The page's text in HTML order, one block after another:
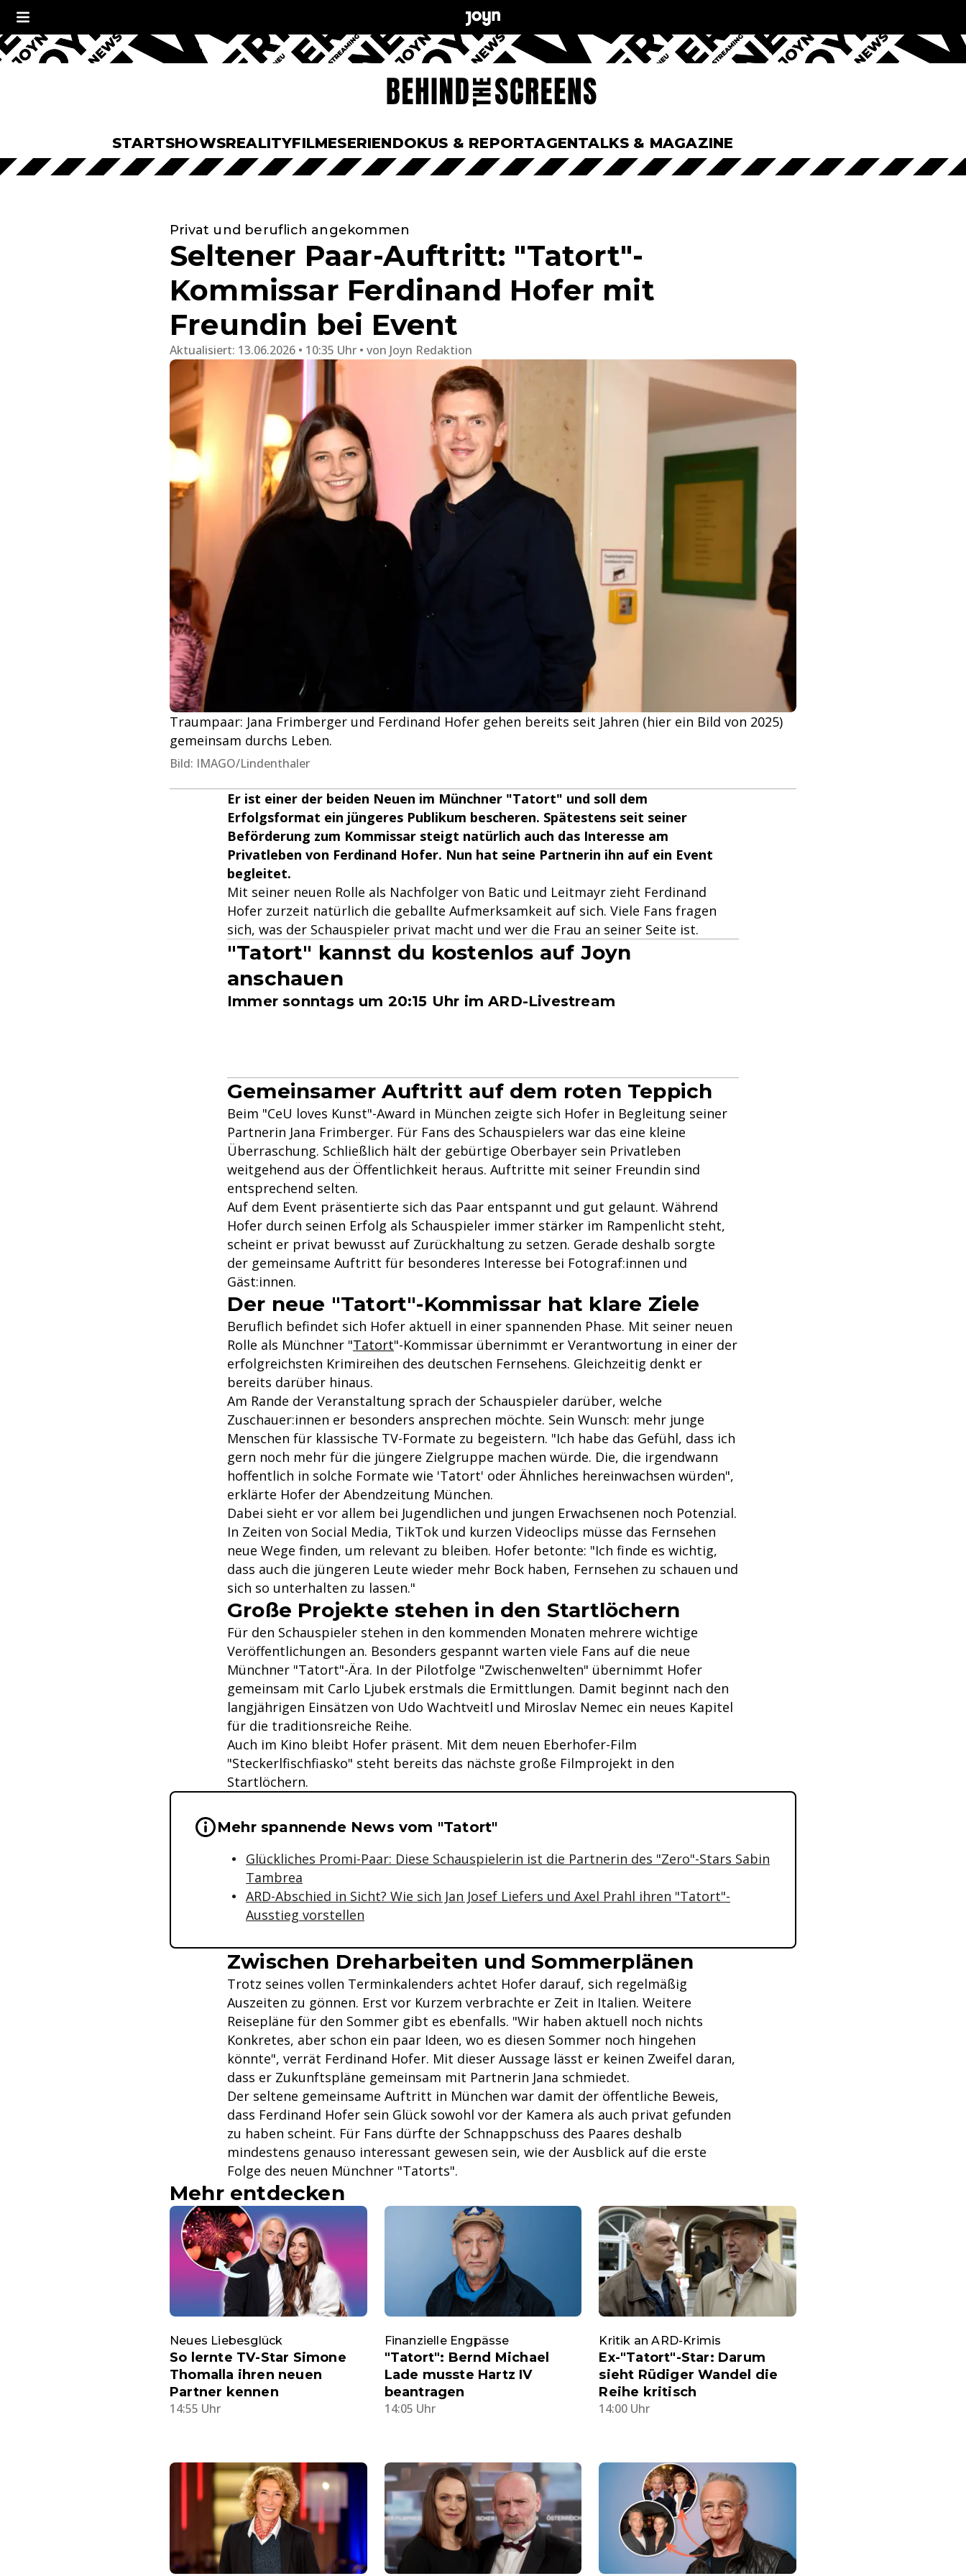
STARTSHOWSREALITYFILMESERIENDOKUS & REPORTAGENTALKS & MAGAZINE
Privat und beruflich angekommen
Seltener Paar-Auftritt: "Tatort"-
Kommissar Ferdinand Hofer mit
Freundin bei Event
Aktualisiert: 13.06.2026 • 10:35 Uhr von Joyn Redaktion
Traumpaar: Jana Frimberger und Ferdinand Hofer gehen bereits seit Jahren (hier ein Bild von 2025)
gemeinsam durchs Leben.
Bild: IMAGO/Lindenthaler
Er ist einer der beiden Neuen im Münchner "Tatort" und soll dem
Erfolgsformat ein jüngeres Publikum bescheren. Spätestens seit seiner
Beförderung zum Kommissar steigt natürlich auch das Interesse am
Privatleben von Ferdinand Hofer. Nun hat seine Partnerin ihn auf ein Event
begleitet.
Mit seiner neuen Rolle als Nachfolger von Batic und Leitmayr zieht Ferdinand
Hofer zurzeit natürlich die geballte Aufmerksamkeit auf sich. Viele Fans fragen
sich, was der Schauspieler privat macht und wer die Frau an seiner Seite ist.
"Tatort" kannst du kostenlos auf Joyn
anschauen
Immer sonntags um 20:15 Uhr im ARD-Livestream
Gemeinsamer Auftritt auf dem roten Teppich
Beim "CeU loves Kunst"-Award in München zeigte sich Hofer in Begleitung seiner
Partnerin Jana Frimberger. Für Fans des Schauspielers war das eine kleine
Überraschung. Schließlich hält der gebürtige Oberbayer sein Privatleben
weitgehend aus der Öffentlichkeit heraus. Auftritte mit seiner Freundin sind
entsprechend selten.
Auf dem Event präsentierte sich das Paar entspannt und gut gelaunt. Während
Hofer durch seinen Erfolg als Schauspieler immer stärker im Rampenlicht steht,
scheint er privat bewusst auf Zurückhaltung zu setzen. Gerade deshalb sorgte
der gemeinsame Auftritt für besonderes Interesse bei Fotograf:innen und
Gäst:innen.
Der neue "Tatort"-Kommissar hat klare Ziele
Beruflich befindet sich Hofer aktuell in einer spannenden Phase. Mit seiner neuen
Rolle als Münchner "Tatort"-Kommissar übernimmt er Verantwortung in einer der
erfolgreichsten Krimireihen des deutschen Fernsehens. Gleichzeitig denkt er
bereits darüber hinaus.
Am Rande der Veranstaltung sprach der Schauspieler darüber, welche
Zuschauer:innen er besonders ansprechen möchte. Sein Wunsch: mehr junge
Menschen für klassische TV-Formate zu begeistern. "Ich habe das Gefühl, dass ich
gern noch mehr für die jüngere Zielgruppe machen würde. Die, die irgendwann
hoffentlich in solche Formate wie 'Tatort' oder Ähnliches hereinwachsen würden",
erklärte Hofer der Abendzeitung München.
Dabei sieht er vor allem bei Jugendlichen und jungen Erwachsenen noch Potenzial.
In Zeiten von Social Media, TikTok und kurzen Videoclips müsse das Fernsehen
neue Wege finden, um relevant zu bleiben. Hofer betonte: "Ich finde es wichtig,
dass auch die jüngeren Leute wieder mehr Bock haben, Fernsehen zu schauen und
sich so unterhalten zu lassen."
Große Projekte stehen in den Startlöchern
Für den Schauspieler stehen in den kommenden Monaten mehrere wichtige
Veröffentlichungen an. Besonders gespannt warten viele Fans auf die neue
Münchner "Tatort"-Ära. In der Pilotfolge "Zwischenwelten" übernimmt Hofer
gemeinsam mit Carlo Ljubek erstmals die Ermittlungen. Damit beginnt nach den
langjährigen Einsätzen von Udo Wachtveitl und Miroslav Nemec ein neues Kapitel
für die traditionsreiche Reihe.
Auch im Kino bleibt Hofer präsent. Mit dem neuen Eberhofer-Film
"Steckerlfischfiasko" steht bereits das nächste große Filmprojekt in den
Startlöchern.
Wichtige Hinweise & Informationen zum Inhalt
Mehr spannende News vom "Tatort"
Glückliches Promi-Paar: Diese Schauspielerin ist die Partnerin des "Zero"-Stars Sabin
Tambrea
ARD-Abschied in Sicht? Wie sich Jan Josef Liefers und Axel Prahl ihren "Tatort"-
Ausstieg vorstellen
Zwischen Dreharbeiten und Sommerplänen
Trotz seines vollen Terminkalenders achtet Hofer darauf, sich regelmäßig
Auszeiten zu gönnen. Erst vor Kurzem verbrachte er Zeit in Italien. Weitere
Reisepläne für den Sommer gibt es ebenfalls. "Wir haben aktuell noch nichts
Konkretes, aber schon ein paar Ideen, wo es diesen Sommer noch hingehen
könnte", verrät Ferdinand Hofer. Mit dieser Aussage lässt er keinen Zweifel daran,
dass er Zukunftspläne gemeinsam mit Partnerin Jana schmiedet.
Der seltene gemeinsame Auftritt in München war damit der öffentliche Beweis,
dass Ferdinand Hofer sein Glück sowohl vor der Kamera als auch privat gefunden
zu haben scheint. Für Fans dürfte der Schnappschuss des Paares deshalb
mindestens genauso interessant gewesen sein, wie der Ausblick auf die erste
Folge des neuen Münchner "Tatorts".
Mehr entdecken
Neues Liebesglück
So lernte TV-Star Simone
Thomalla ihren neuen
Partner kennen
14:55 Uhr
Finanzielle Engpässe
"Tatort": Bernd Michael
Lade musste Hartz IV
beantragen
14:05 Uhr
Kritik an ARD-Krimis
Ex-"Tatort"-Star: Darum
sieht Rüdiger Wandel die
Reihe kritisch
14:00 Uhr